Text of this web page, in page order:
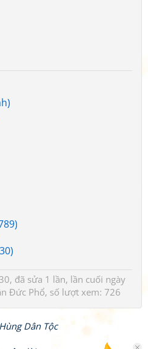
đã sửa 1 lần, lần cuối ngày
Đức Phổ, số lượt xem: 726
Dân Tộc